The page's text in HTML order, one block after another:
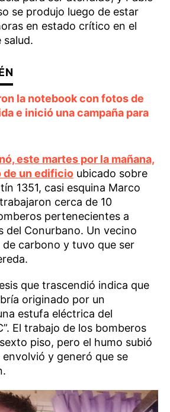
se produjo luego de estar
en estado crítico en el
salud.
la notebook con fotos de
e inició una campaña para
este martes por la mañana,
de un edificio ubicado sobre
1351, casi esquina Marco
cerca de 10
pertenecientes a
del Conurbano. Un vecino
carbono y tuvo que ser
que trascendió indica que
originado por un
estufa eléctrica del
El trabajo de los bomberos
piso, pero el humo subió
y generó que se